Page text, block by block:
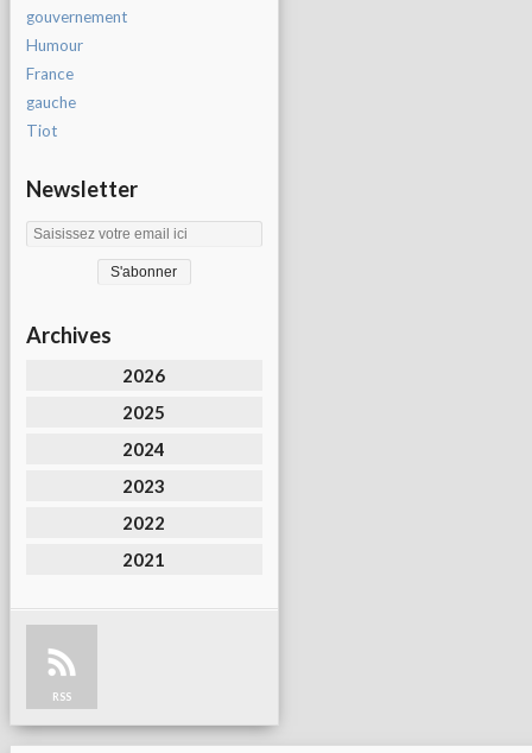
gouvernement
Humour
France
gauche
Tiot
Newsletter
Archives
2026
2025
2024
2023
2022
2021
RSS